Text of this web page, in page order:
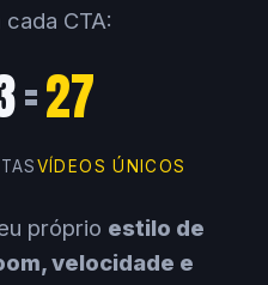
CTA:
=27
VÍDEOS ÚNICOS
próprio estilo de
velocidade e